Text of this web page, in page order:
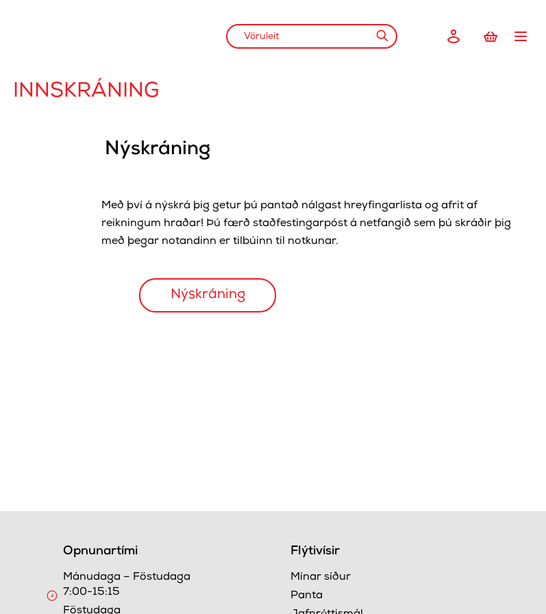
INNSKRÁNING
Nýskráning
Með því á nýskrá þig getur þú pantað nálgast hreyfingarlista og afrit af
reikningum hraðar! Þú færð staðfestingarpóst á netfangið sem þú skráðir þig
með þegar notandinn er tilbúinn til notkunar.
Opnunartími
Mánudaga – Föstudaga
7:00-15:15
Föstudaga
Flýtivísir
Mínar síður
Panta